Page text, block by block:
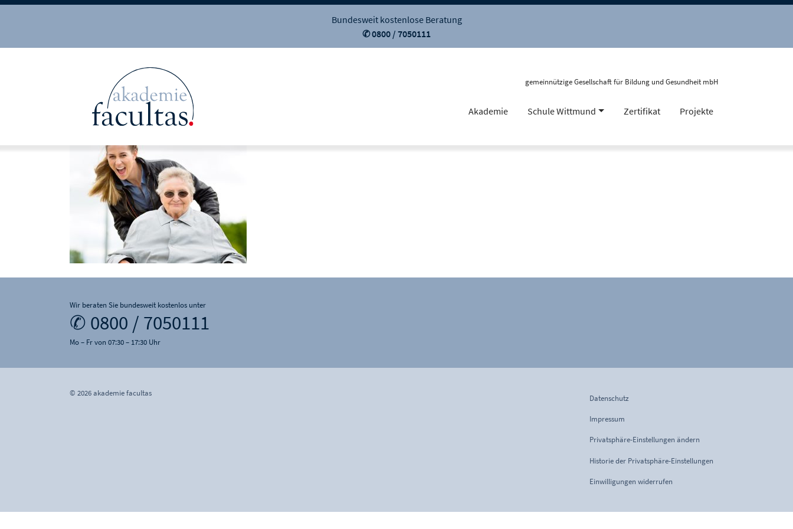
Bundesweit kostenlose Beratung
✆ 0800 / 7050111
gemeinnützige Gesellschaft für Bildung und Gesundheit mbH
Akademie Schule Wittmund Zertifikat Projekte
Wir beraten Sie bundesweit kostenlos unter
✆ 0800 / 7050111
Mo – Fr von 07:30 – 17:30 Uhr
© 2026 akademie facultas Datenschutz
Impressum
Privatsphäre-Einstellungen ändern
Historie der Privatsphäre-Einstellungen
Einwilligungen widerrufen